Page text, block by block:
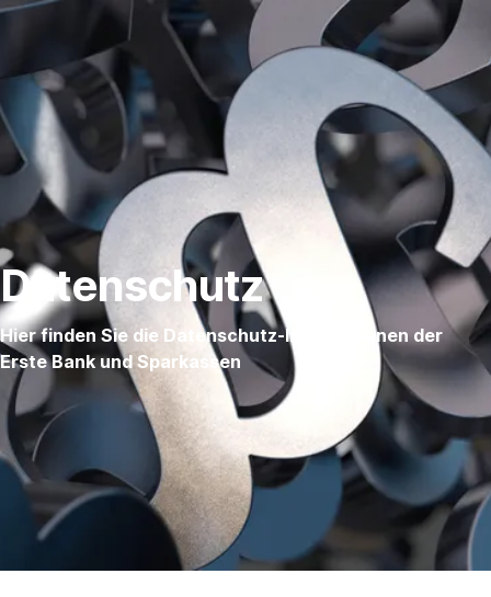
Navigation
überspringen
Datenschutz
Hier finden Sie die Datenschutz-Informationen der
Erste Bank und Sparkassen